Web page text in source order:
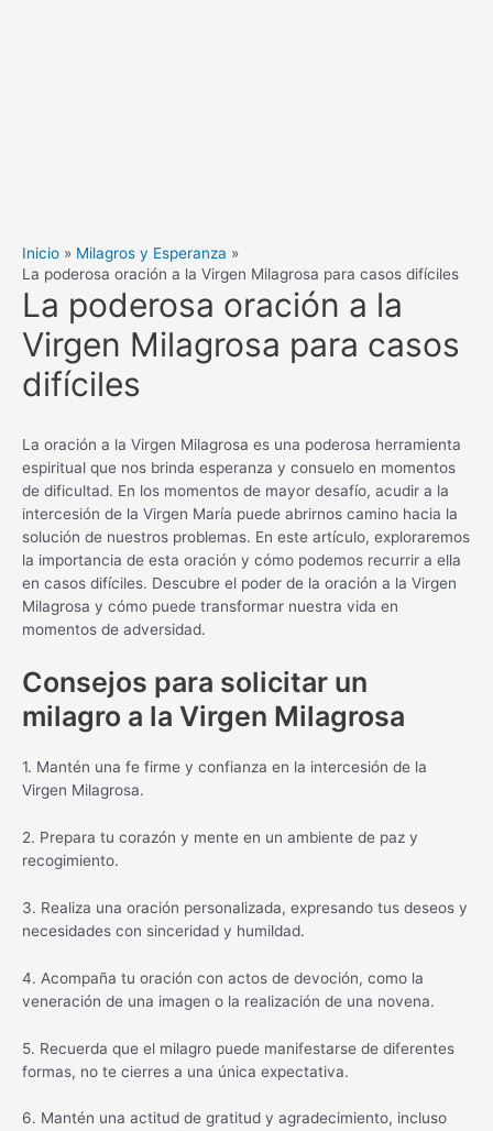
Inicio
Milagros y Esperanza
La poderosa oración a la Virgen Milagrosa para casos difíciles
La poderosa oración a la
Virgen Milagrosa para casos
difíciles
La oración a la Virgen Milagrosa es una poderosa herramienta
espiritual que nos brinda esperanza y consuelo en momentos
de dificultad. En los momentos de mayor desafío, acudir a la
intercesión de la Virgen María puede abrirnos camino hacia la
solución de nuestros problemas. En este artículo, exploraremos
la importancia de esta oración y cómo podemos recurrir a ella
en casos difíciles. Descubre el poder de la oración a la Virgen
Milagrosa y cómo puede transformar nuestra vida en
momentos de adversidad.
Consejos para solicitar un
milagro a la Virgen Milagrosa
1. Mantén una fe firme y confianza en la intercesión de la
Virgen Milagrosa.
2. Prepara tu corazón y mente en un ambiente de paz y
recogimiento.
3. Realiza una oración personalizada, expresando tus deseos y
necesidades con sinceridad y humildad.
4. Acompaña tu oración con actos de devoción, como la
veneración de una imagen o la realización de una novena.
5. Recuerda que el milagro puede manifestarse de diferentes
formas, no te cierres a una única expectativa.
6. Mantén una actitud de gratitud y agradecimiento, incluso